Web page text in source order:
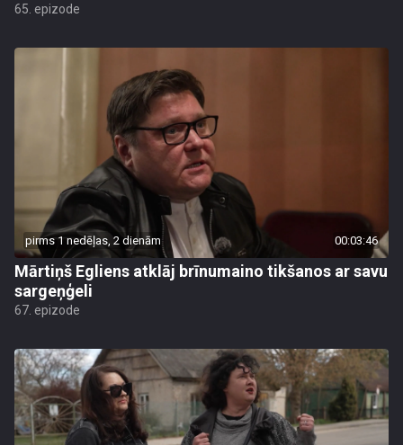
65. epizode
pirms 1 nedēļas, 2 dienām 00:03:46
Mārtiņš Egliens atklāj brīnumaino tikšanos ar savu
sargeņģeli
67. epizode